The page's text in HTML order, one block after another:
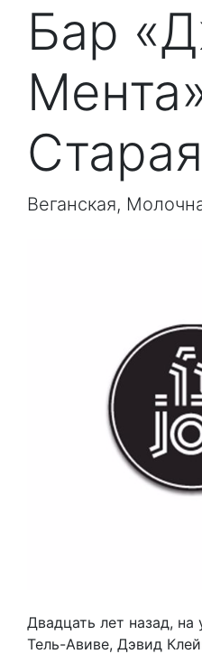
Бар
Веганская,
Двадцать лет назад,
Тель-Авиве, Дэвид